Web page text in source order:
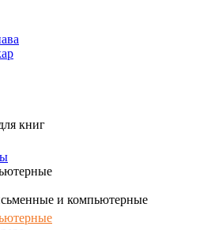
книг
и компьютерные